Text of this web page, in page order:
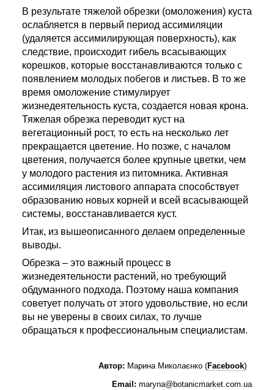
В результате тяжелой обрезки (омоложения) куста
ослабляется в первый период ассимиляции
(удаляется ассимилирующая поверхность), как
следствие, происходит гибель всасывающих
корешков, которые восстанавливаются только с
появлением молодых побегов и листьев. В то же
время омоложение стимулирует
жизнедеятельность куста, создается новая крона.
Тяжелая обрезка переводит куст на
вегетационный рост, то есть на несколько лет
прекращается цветение. Но позже, с началом
цветения, получается более крупные цветки, чем
у молодого растения из питомника. Активная
ассимиляция листового аппарата способствует
образованию новых корней и всей всасывающей
системы, восстанавливается куст.
Итак, из вышеописанного делаем определенные
выводы.
Обрезка – это важный процесс в
жизнедеятельности растений, но требующий
обдуманного подхода. Поэтому наша компания
советует получать от этого удовольствие, но если
вы не уверены в своих силах, то лучше
обращаться к профессиональным специалистам.
Автор: Марина Миколаєнко (Facebook)
Email: maryna@botanicmarket.com.ua